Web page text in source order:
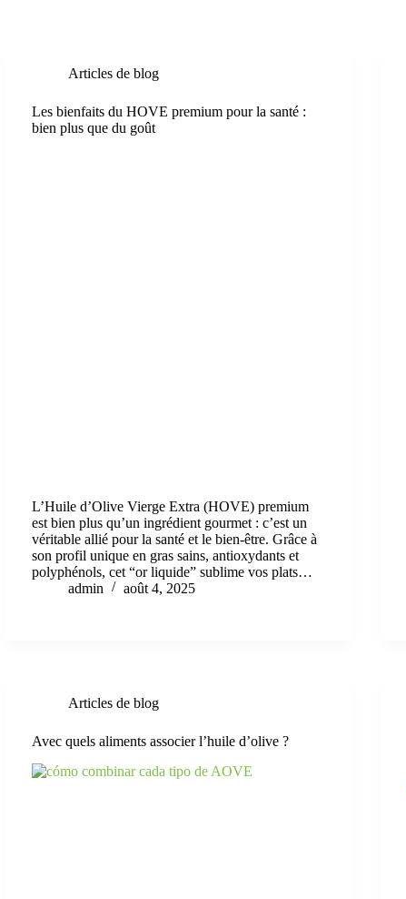
Articles de blog
Les bienfaits du HOVE premium pour la santé :
bien plus que du goût
L’Huile d’Olive Vierge Extra (HOVE) premium
est bien plus qu’un ingrédient gourmet : c’est un
véritable allié pour la santé et le bien-être. Grâce à
son profil unique en gras sains, antioxydants et
polyphénols, cet “or liquide” sublime vos plats…
admin
août 4, 2025
Articles de blog
Avec quels aliments associer l’huile d’olive ?